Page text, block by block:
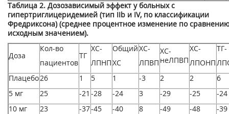
Таблица 2. Дозозависимый эффект у больных с
гипертриглицеридемией (тип IIb и IV, по классификации
Фредриксона) (среднее процентное изменение по
исходным значением).
Доза
Кол-во
пациентов
ТГ
ХС-
ЛПНП
Общий
ХС
ХС-
ЛПВП
ХС-
неЛПВП
ХС-
ЛПОНП
ТГ-
Плацебо26 1 5 1 -3 2 2
6
5 мг
25 -21 -28 -24 3 -29 -25
-24
10 мг
23 -37-45 -40 8 -49 -48
-39